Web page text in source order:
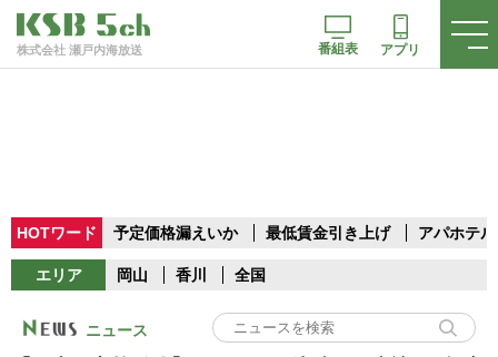
株式会社 瀬戸内海放送 番組表 アプリ
HOTワード 予定価格漏えいか 最低賃金引き上げ アパホテル
エリア 岡山 香川 全国
ニュース